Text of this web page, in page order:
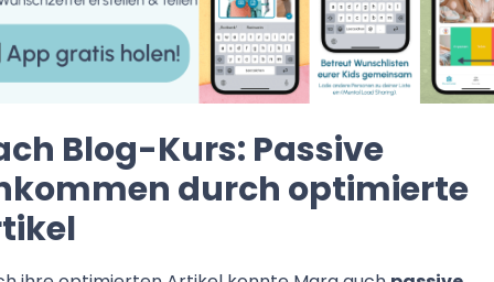
Blog-Kurs: Passive
durch optimierte